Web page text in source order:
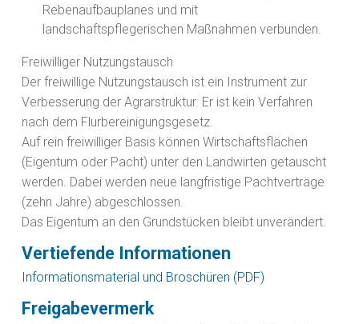
Rebenaufbauplanes und mit
landschaftspflegerischen Maßnahmen verbunden.
Freiwilliger Nutzungstausch
Der freiwillige Nutzungstausch ist ein Instrument zur
Verbesserung der Agrarstruktur. Er ist kein Verfahren
nach dem Flurbereinigungsgesetz.
Auf rein freiwilliger Basis können Wirtschaftsflächen
(Eigentum oder Pacht) unter den Landwirten getauscht
werden. Dabei werden neue langfristige Pachtverträge
(zehn Jahre) abgeschlossen.
Das Eigentum an den Grundstücken bleibt unverändert.
Vertiefende Informationen
Informationsmaterial und Broschüren (PDF)
Freigabevermerk